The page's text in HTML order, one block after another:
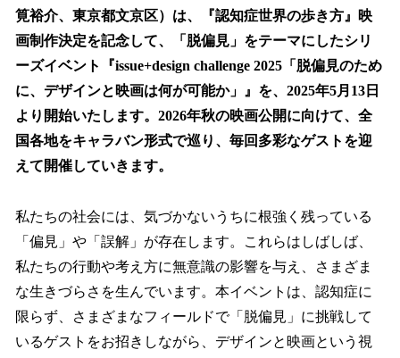
筧裕介、東京都文京区）は、『認知症世界の歩き方』映
画制作決定を記念して、「脱偏見」をテーマにしたシリ
ーズイベント『issue+design challenge 2025「脱偏見のため
に、デザインと映画は何が可能か」』を、2025年5月13日
より開始いたします。2026年秋の映画公開に向けて、全
国各地をキャラバン形式で巡り、毎回多彩なゲストを迎
えて開催していきます。
私たちの社会には、気づかないうちに根強く残っている
「偏見」や「誤解」が存在します。これらはしばしば、
私たちの行動や考え方に無意識の影響を与え、さまざま
な生きづらさを生んでいます。本イベントは、認知症に
限らず、さまざまなフィールドで「脱偏見」に挑戦して
いるゲストをお招きしながら、デザインと映画という視